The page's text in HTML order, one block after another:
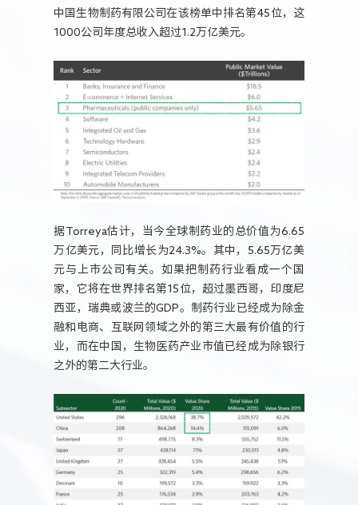
中国生物制药有限公司在该榜单中排名第45位，这
1000公司年度总收入超过1.2万亿美元。
据Torreya估计，当今全球制药业的总价值为6.65
万亿美元，同比增长为24.3%。其中，5.65万亿美
元与上市公司有关。如果把制药行业看成一个国
家，它将在世界排名第15位，超过墨西哥，印度尼
西亚，瑞典或波兰的GDP。制药行业已经成为除金
融和电商、互联网领域之外的第三大最有价值的行
业，而在中国，生物医药产业市值已经成为除银行
之外的第二大行业。